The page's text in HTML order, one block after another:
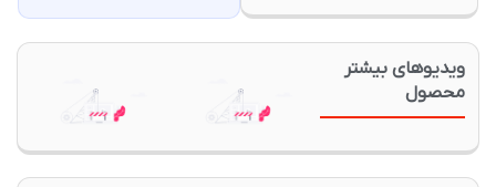
ویدیوهای بیشتر
محصول